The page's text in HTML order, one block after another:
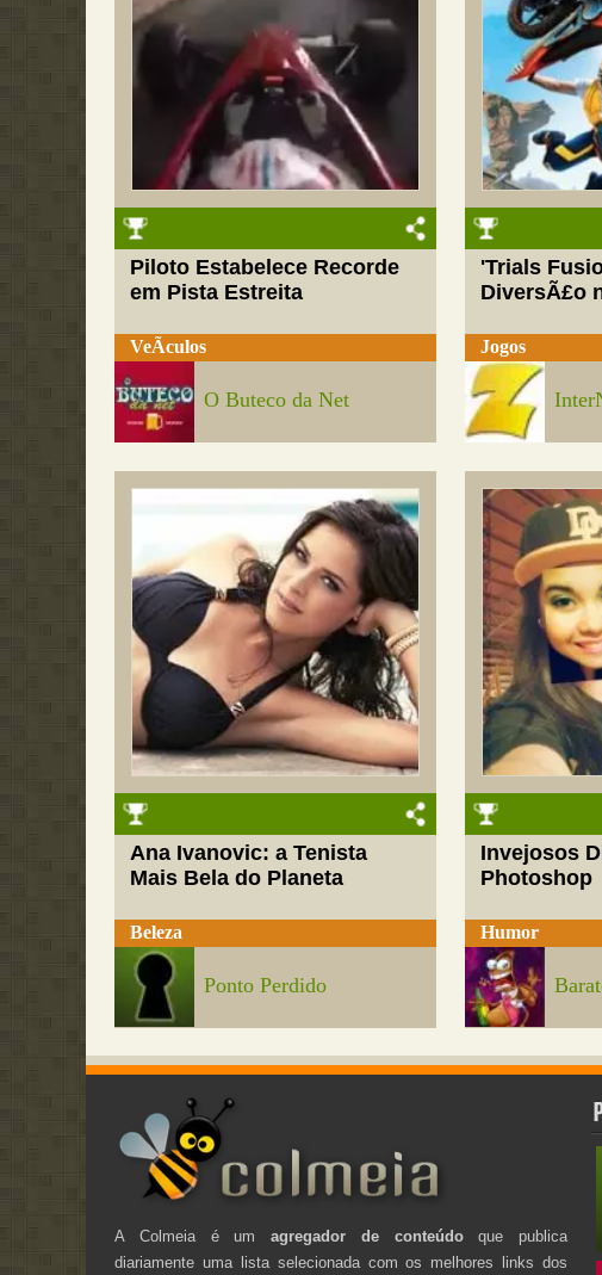
Piloto Estabelece Recorde
em Pista Estreita
VeÃ­culos
O Buteco da Net
'Trials
DiversÃ£o
Jogos
Ana Ivanovic: a Tenista
Mais Bela do Planeta
Beleza
Ponto Perdido
Invejosos
Photoshop
Humor
A Colmeia é umagregador de conteúdoque publica
diariamente uma lista selecionada com os melhores links dos